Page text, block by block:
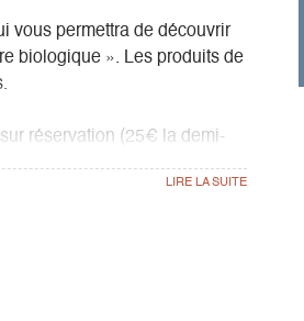
vous permettra de découvrir
biologique ». Les produits de
réservation (25€ la demi-